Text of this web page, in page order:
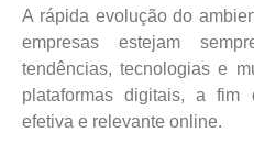
A rápida evolução do
empresas estejam
tendências, tecnologias e
plataformas digitais, a fim
efetiva e relevante online.